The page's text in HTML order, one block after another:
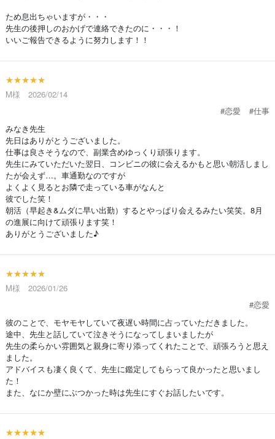
ため息出ちゃいますが・・・
先生の後押しのおかげで連絡できたのに・・・！
いいご報告できるように努力します！！
★★★★★
M様 2026/02/14
#恋愛
#仕事
みなき先生
先日はありがとうございました。
仕事は良さそうなので、副業含めゆっくり頑張ります。
先生にみていただいた翌日、コンビニの彼に会えるかもと思い朝活しまし
たが会えず…。車通勤なのですが
よくよく見るとお隣で走っている車がなんと
彼でした笑！
朝活（早起き&ムダに早い出勤）するとやっぱり会えるみたい笑笑。8月
の進展に向けて頑張ります笑！
ありがとうございました♪
★★★★★
M様 2026/01/26
#恋愛
彼のことで、モヤモヤしていて夜遅い時間に占っていただきました。
途中、先生と話していて泣きそうになってしまいましたが
先生の柔らかい雰囲気と親身に寄り添ってくれたことで、頑張ろうと思え
ました。
アドバイスも凄く良くて、先生に鑑定してもらって良かったと思いまし
た！
また、なにか壁にぶつかった時は先生にすぐお話したいです。
★★★★★